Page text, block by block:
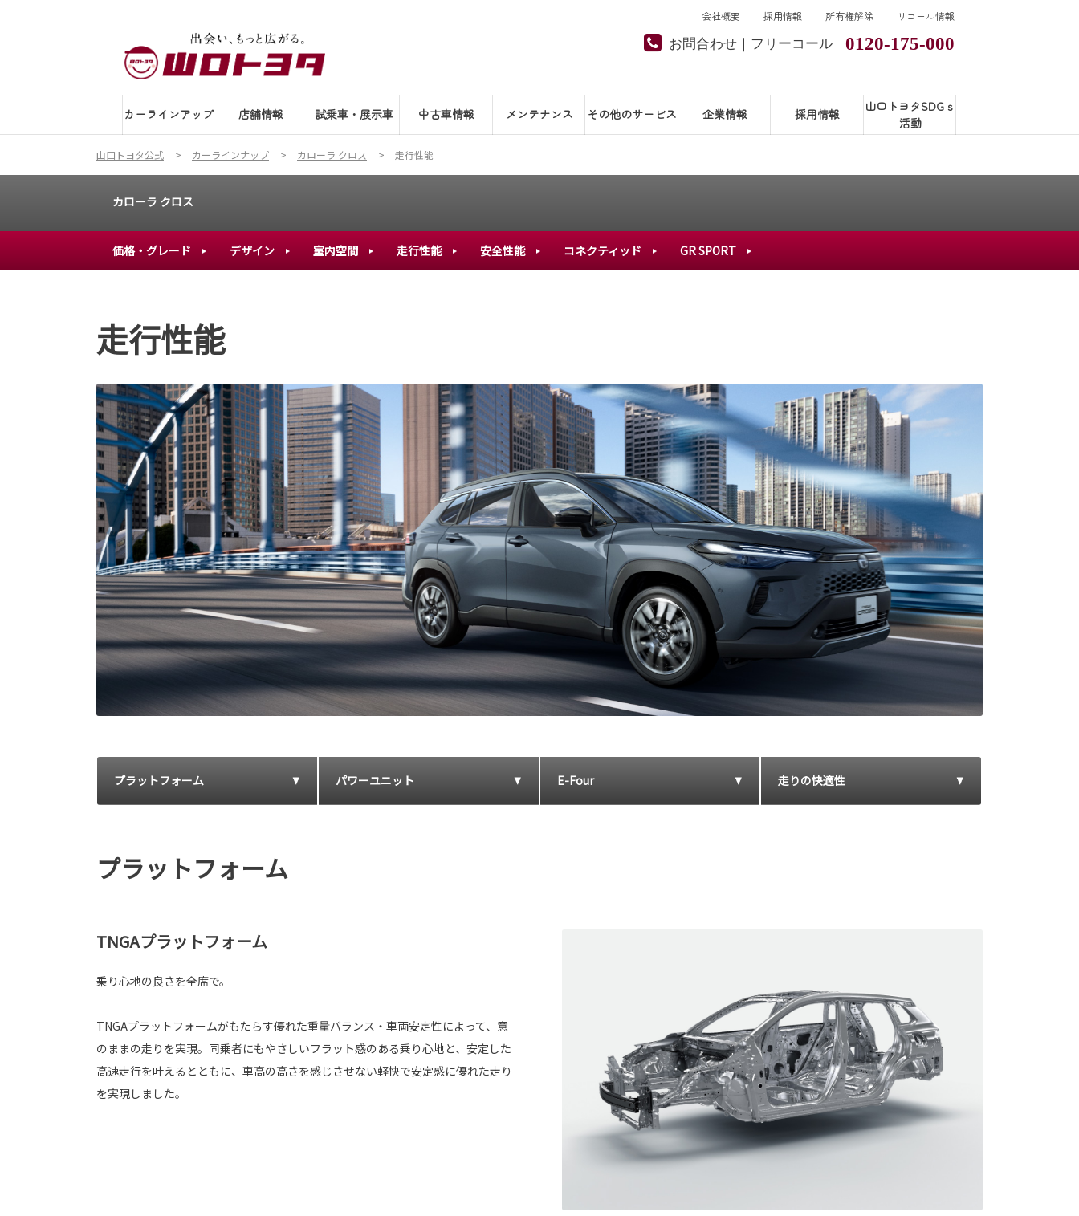
お問合わせ｜フリーコール 0120-175-000
カーラインアップ 店舗情報 試乗車・展示車 中古車情報 メンテナンス その他のサービス 企業情報 採用情報
山口トヨタSDGｓ
活動
会社概要 採用情報 所有権解除 リコール情報
山口トヨタ公式 カーラインナップ カローラ クロス 走行性能
カローラ クロス
価格・グレード デザイン 室内空間 走行性能 安全性能 コネクティッド GR SPORT
走行性能
プラットフォーム パワーユニット E-Four 走りの快適性
プラットフォーム
TNGAプラットフォーム
乗り心地の良さを全席で。
TNGAプラットフォームがもたらす優れた重量バランス・車両安定性によって、意
のままの走りを実現。同乗者にもやさしいフラット感のある乗り心地と、安定した
高速走行を叶えるとともに、車高の高さを感じさせない軽快で安定感に優れた走り
を実現しました。